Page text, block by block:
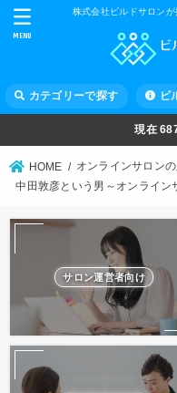
株式会社ビルドサロン
カテゴリーで探す ビ
MENU
現在
HOME
オンラインサロン
中田敦彦という男～オンライン
サロン運営者向け